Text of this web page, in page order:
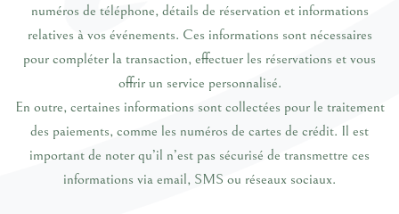
numéros de téléphone, détails de réservation et informations
relatives à vos événements. Ces informations sont nécessaires
pour compléter la transaction, effectuer les réservations et vous
offrir un service personnalisé.
En outre, certaines informations sont collectées pour le traitement
des paiements, comme les numéros de cartes de crédit. Il est
important de noter qu’il n’est pas sécurisé de transmettre ces
informations via email, SMS ou réseaux sociaux.